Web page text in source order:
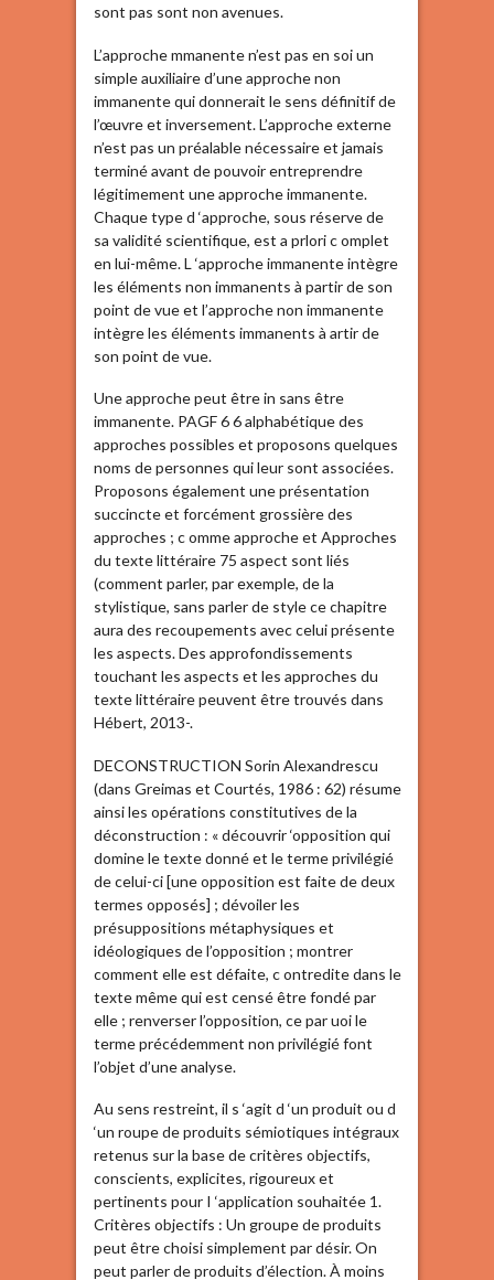
sont pas sont non avenues.
L’approche mmanente n’est pas en soi un
simple auxiliaire d’une approche non
immanente qui donnerait le sens définitif de
l’œuvre et inversement. L’approche externe
n’est pas un préalable nécessaire et jamais
terminé avant de pouvoir entreprendre
légitimement une approche immanente.
Chaque type d ‘approche, sous réserve de
sa validité scientifique, est a prlori c omplet
en lui-même. L ‘approche immanente intègre
les éléments non immanents à partir de son
point de vue et l’approche non immanente
intègre les éléments immanents à artir de
son point de vue.
Une approche peut être in sans être
immanente. PAGF 6 6 alphabétique des
approches possibles et proposons quelques
noms de personnes qui leur sont associées.
Proposons également une présentation
succincte et forcément grossière des
approches ; c omme approche et Approches
du texte littéraire 75 aspect sont liés
(comment parler, par exemple, de la
stylistique, sans parler de style ce chapitre
aura des recoupements avec celui présente
les aspects. Des approfondissements
touchant les aspects et les approches du
texte littéraire peuvent être trouvés dans
Hébert, 2013-.
DECONSTRUCTION Sorin Alexandrescu
(dans Greimas et Courtés, 1986 : 62) résume
ainsi les opérations constitutives de la
déconstruction : « découvrir ‘opposition qui
domine le texte donné et le terme privilégié
de celui-ci [une opposition est faite de deux
termes opposés] ; dévoiler les
présuppositions métaphysiques et
idéologiques de l’opposition ; montrer
comment elle est défaite, c ontredite dans le
texte même qui est censé être fondé par
elle ; renverser l’opposition, ce par uoi le
terme précédemment non privilégié font
l’objet d’une analyse.
Au sens restreint, il s ‘agit d ‘un produit ou d
‘un roupe de produits sémiotiques intégraux
retenus sur la base de critères objectifs,
conscients, explicites, rigoureux et
pertinents pour I ‘application souhaitée 1.
Critères objectifs : Un groupe de produits
peut être choisi simplement par désir. On
peut parler de produits d’élection. À moins